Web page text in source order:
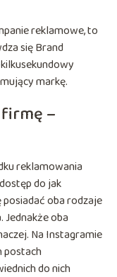
reklamowe, to
się Brand
markę.
–
reklamowania
do jak
oba rodzaje
oba
Na Instagramie
postach
do nich